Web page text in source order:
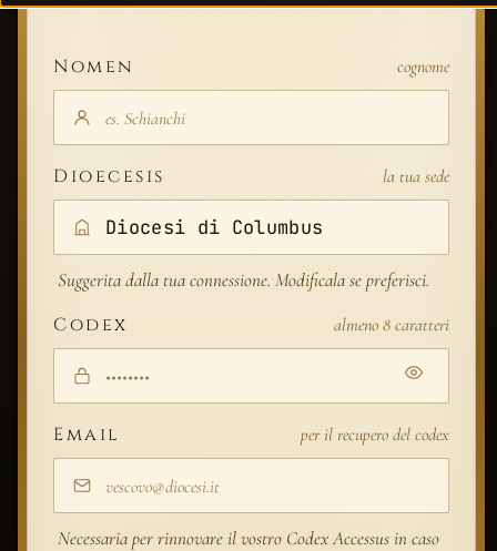
Nomen cognome
Dioecesis la tua sede
Suggerita dalla tua connessione. Modificala se preferisci.
Codex almeno 8 caratteri
Email per il recupero del codex
Necessaria per rinnovare il vostro Codex Accessus in caso